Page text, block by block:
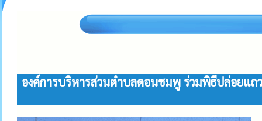
องค์การบริหารส่วนตำบลดอนชมพู ร่วมพิธีปล่อยแ